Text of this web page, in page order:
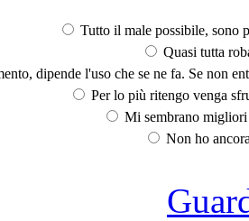
Tutto il male possibile, sono
Quasi tutta
dipende l'uso che se ne fa. Se non
Per lo più ritengo venga
Mi sembrano
Non ho